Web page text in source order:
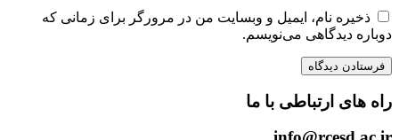
ذخیره نام، ایمیل و وبسایت من در مرورگر برای زمانی که
دوباره دیدگاهی می‌نویسم.
راه های ارتباطی با ما